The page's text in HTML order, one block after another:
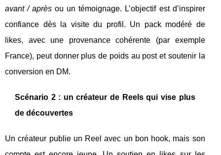
avant / après ou un témoignage. L’objectif est d’inspirer
confiance dès la visite du profil. Un pack modéré de
likes, avec une provenance cohérente (par exemple
France), peut donner plus de poids au post et soutenir la
conversion en DM.
Scénario 2 : un créateur de Reels qui vise plus
de découvertes
Un créateur publie un Reel avec un bon hook, mais son